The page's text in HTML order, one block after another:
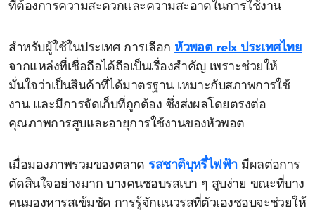
ที่ต้องการความสะดวกและความสะอาดในการใช้งาน
สำหรับผู้ใช้ในประเทศ การเลือก หัวพอต relx ประเทศไทย
จากแหล่งที่เชื่อถือได้ถือเป็นเรื่องสำคัญ เพราะช่วยให้
มั่นใจว่าเป็นสินค้าที่ได้มาตรฐาน เหมาะกับสภาพการใช้
งาน และมีการจัดเก็บที่ถูกต้อง ซึ่งส่งผลโดยตรงต่อ
คุณภาพการสูบและอายุการใช้งานของหัวพอต
เมื่อมองภาพรวมของตลาด รสชาติบุหรี่ไฟฟ้ามีผลต่อการ
ตัดสินใจอย่างมาก บางคนชอบรสเบา ๆ สูบง่าย ขณะที่บาง
คนมองหารสเข้มชัด การรู้จักแนวรสที่ตัวเองชอบจะช่วยให้